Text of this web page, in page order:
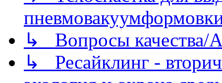
↳ Вопросы качества/
↳ Ресайклинг -